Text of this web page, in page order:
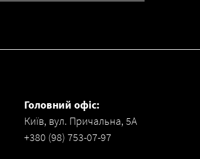
Головний офіс:
Київ, вул. Причальна, 5А
+380 (98) 753-07-97